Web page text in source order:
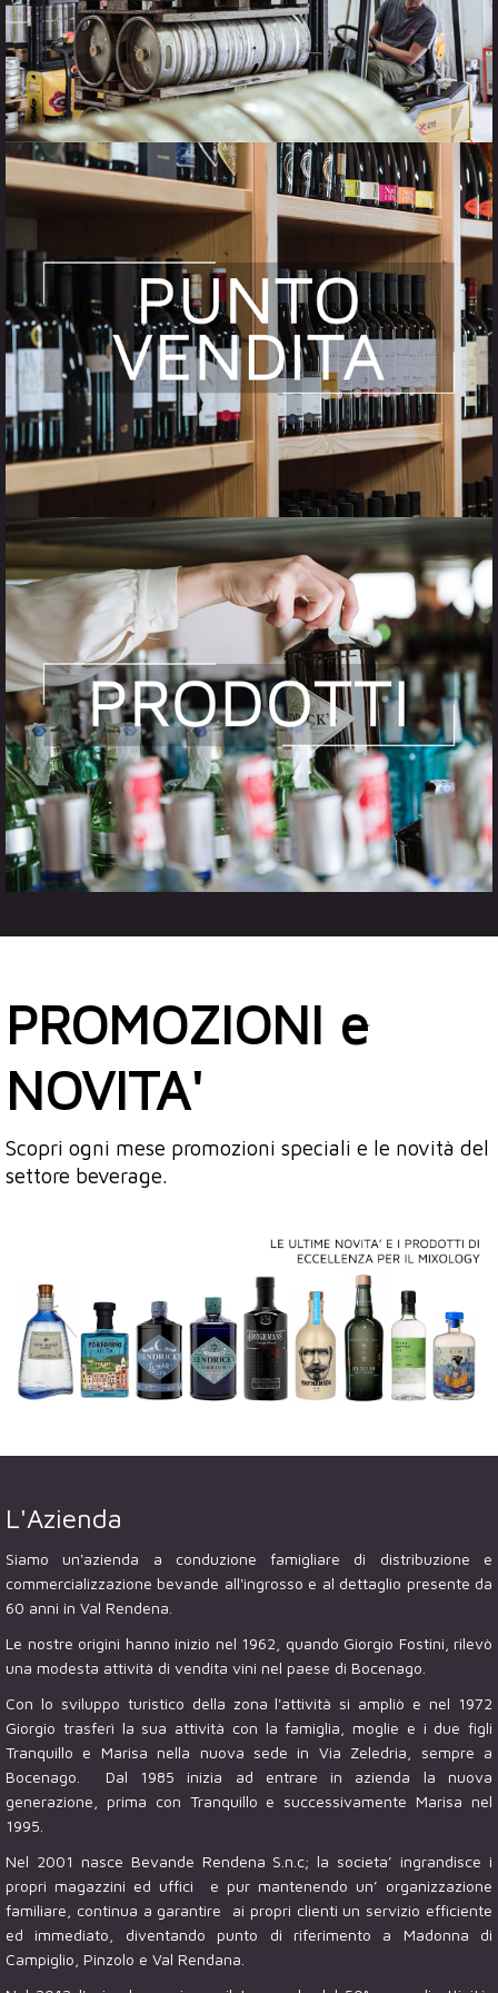
PROMOZIONI e
NOVITA'
Scopri ogni mese promozioni speciali e le novità del
settore beverage.
L'Azienda
Siamo un'azienda a conduzione famigliare di distribuzione e
commercializzazione bevande all'ingrosso e al dettaglio presente da
60 anni in Val Rendena.
Le nostre origini hanno inizio nel 1962, quando Giorgio Fostini, rilevò
una modesta attività di vendita vini nel paese di Bocenago.
Con lo sviluppo turistico della zona l'attività si ampliò e nel 1972
Giorgio trasferì la sua attività con la famiglia, moglie e i due figli
Tranquillo e Marisa nella nuova sede in Via Zeledria, sempre a
Bocenago. Dal 1985 inizia ad entrare in azienda la nuova
generazione, prima con Tranquillo e successivamente Marisa nel
1995.
Nel 2001 nasce Bevande Rendena S.n.c; la societa’ ingrandisce i
propri magazzini ed uffici e pur mantenendo un’ organizzazione
familiare, continua a garantire ai propri clienti un servizio efficiente
ed immediato, diventando punto di riferimento a Madonna di
Campiglio, Pinzolo e Val Rendana.